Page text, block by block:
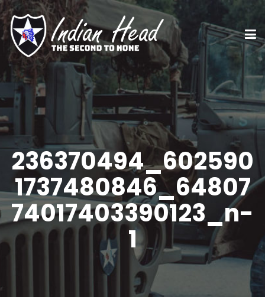
236370494_602590
1737480846_64807
74017403390123_n-
1